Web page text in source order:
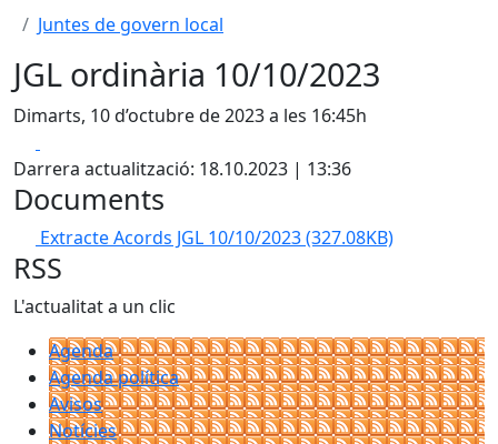
Juntes de govern local
JGL ordinària 10/10/2023
Dimarts, 10 d’octubre de 2023 a les 16:45h
Darrera actualització: 18.10.2023 | 13:36
Documents
Extracte Acords JGL 10/10/2023(327.08KB)
RSS
L'actualitat a un clic
Agenda
Agenda política
Avisos
Notícies